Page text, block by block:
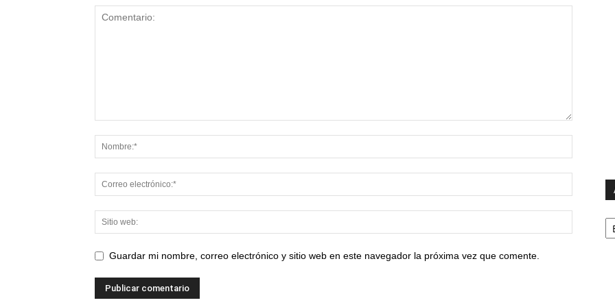
Guardar mi nombre, correo electrónico y sitio web en este navegador la próxima vez que comente.